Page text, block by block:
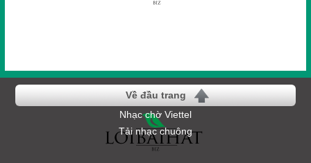
Về đầu trang
Nhạc chờ Viettel
Tải nhạc chuông